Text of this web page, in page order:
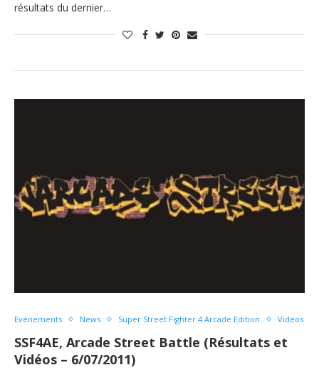
résultats du dernier…
Evénements News Super Street Fighter 4 Arcade Edition Videos
SSF4AE, Arcade Street Battle (Résultats et
Vidéos – 6/07/2011)